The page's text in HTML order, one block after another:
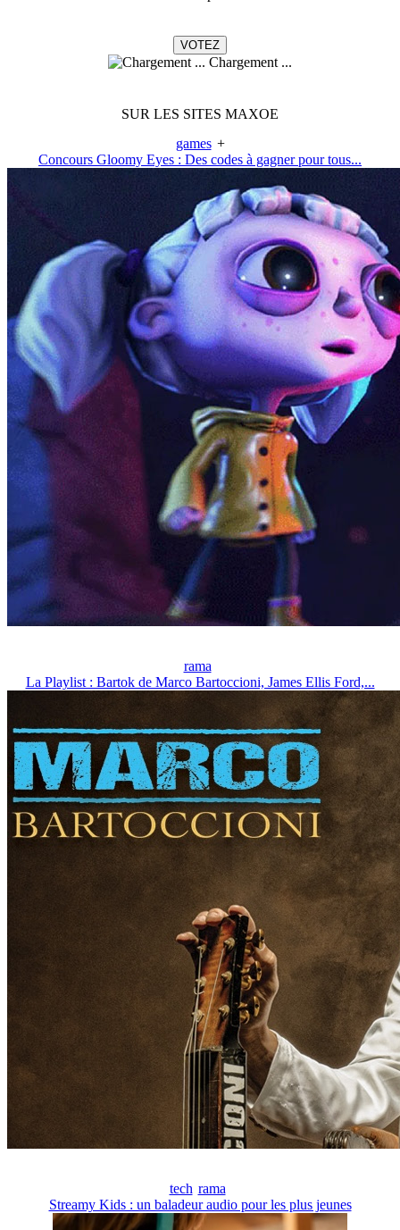
Chargement ...
SUR LES SITES MAXOE
games +
Concours Gloomy Eyes : Des codes à gagner pour tous...
rama
La Playlist : Bartok de Marco Bartoccioni, James Ellis Ford,...
tech rama
Streamy Kids : un baladeur audio pour les plus jeunes